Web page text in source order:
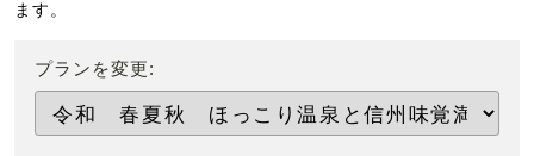
ます。
プランを変更: